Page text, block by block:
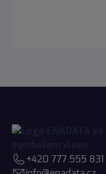
+420 777 555 831